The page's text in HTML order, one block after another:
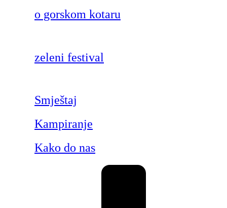
o gorskom kotaru
zeleni festival
Smještaj
Kampiranje
Kako do nas